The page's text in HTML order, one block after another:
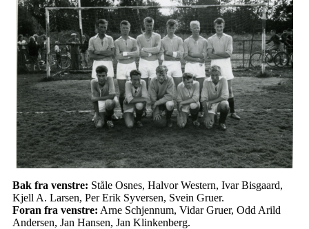
Bak fra venstre: Ståle Osnes, Halvor Western, Ivar Bisgaard,
Kjell A. Larsen, Per Erik Syversen, Svein Gruer.
Foran fra venstre: Arne Schjennum, Vidar Gruer, Odd Arild
Andersen, Jan Hansen, Jan Klinkenberg.